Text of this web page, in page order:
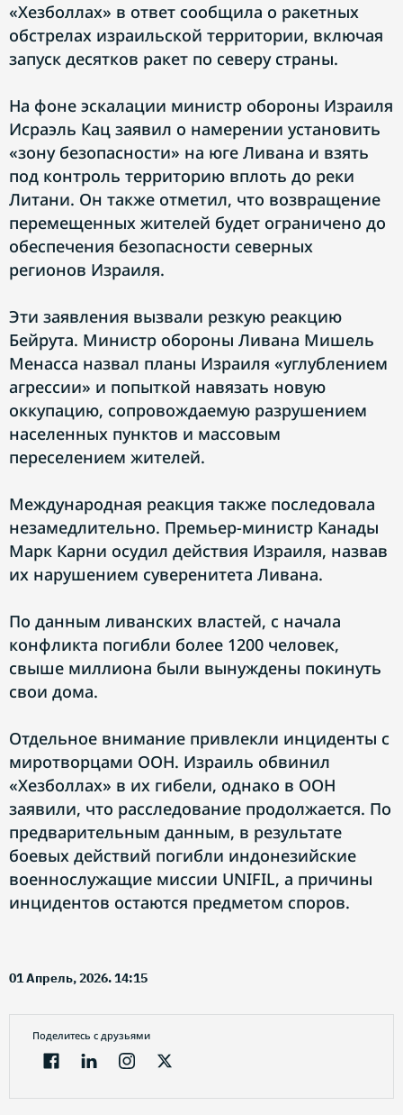
«Хезболлах» в ответ сообщила о ракетных
обстрелах израильской территории, включая
запуск десятков ракет по северу страны.
На фоне эскалации министр обороны Израиля
Исраэль Кац заявил о намерении установить
«зону безопасности» на юге Ливана и взять
под контроль территорию вплоть до реки
Литани. Он также отметил, что возвращение
перемещенных жителей будет ограничено до
обеспечения безопасности северных
регионов Израиля.
Эти заявления вызвали резкую реакцию
Бейрута. Министр обороны Ливана Мишель
Менасса назвал планы Израиля «углублением
агрессии» и попыткой навязать новую
оккупацию, сопровождаемую разрушением
населенных пунктов и массовым
переселением жителей.
Международная реакция также последовала
незамедлительно. Премьер-министр Канады
Марк Карни осудил действия Израиля, назвав
их нарушением суверенитета Ливана.
По данным ливанских властей, с начала
конфликта погибли более 1200 человек,
свыше миллиона были вынуждены покинуть
свои дома.
Отдельное внимание привлекли инциденты с
миротворцами ООН. Израиль обвинил
«Хезболлах» в их гибели, однако в ООН
заявили, что расследование продолжается. По
предварительным данным, в результате
боевых действий погибли индонезийские
военнослужащие миссии UNIFIL, а причины
инцидентов остаются предметом споров.
01 Апрель, 2026. 14:15
Поделитесь с друзьями